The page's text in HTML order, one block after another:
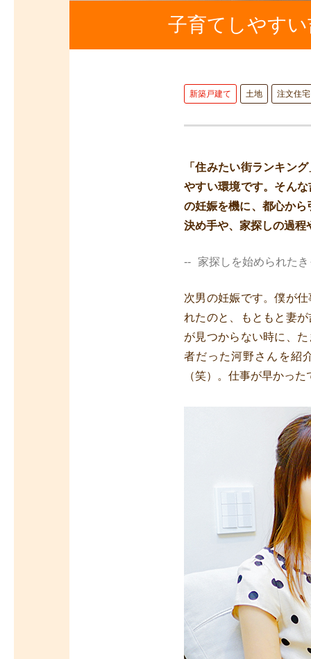
子育てしやす
新築戸建て 土地 注文住宅
「住みたい街ランキン
やすい環境です。そん
の妊娠を機に、都心か
決め手や、家探しの過程
家探しを始められた
次男の妊娠です。僕が
れたのと、もともと妻
が見つからない時に、
者だった河野さんを紹
（笑）。仕事が早かった